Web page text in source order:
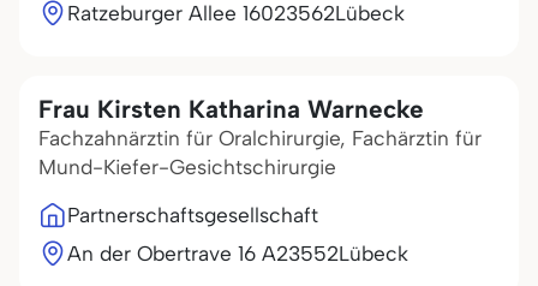
Ratzeburger Allee 16023562Lübeck
Frau Kirsten Katharina Warnecke
Fachzahnärztin für Oralchirurgie, Fachärztin für
Mund-Kiefer-Gesichtschirurgie
Partnerschaftsgesellschaft
An der Obertrave 16 A23552Lübeck